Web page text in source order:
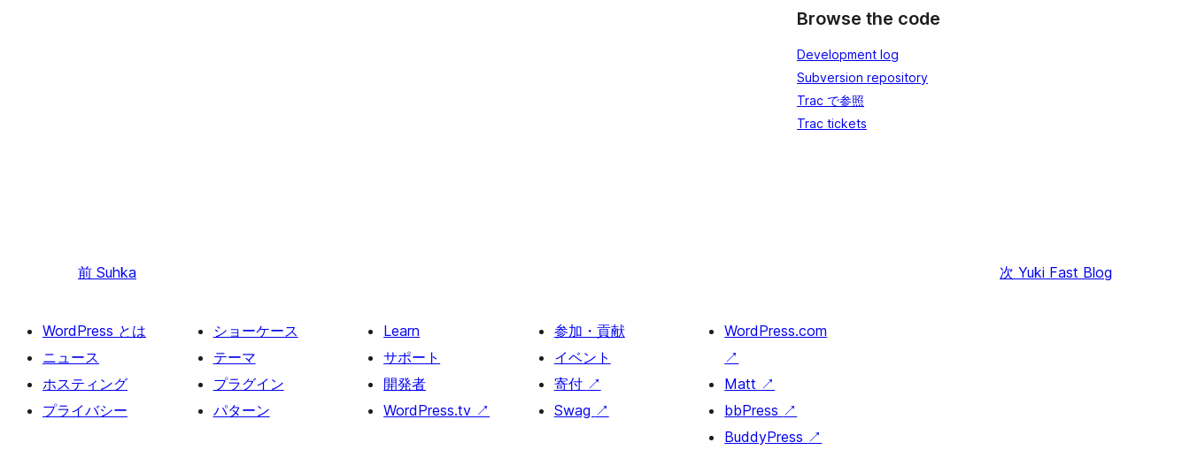
Browse the code
Development log
Subversion repository
Trac で参照
Trac tickets
前 Suhka 次 Yuki Fast Blog
WordPress とは
ニュース
ホスティング
プライバシー
ショーケース
テーマ
プラグイン
パターン
Learn
サポート
開発者
WordPress.tv ↗
参加・貢献
イベント
寄付 ↗
Swag ↗
WordPress.com
↗
Matt ↗
bbPress ↗
BuddyPress ↗